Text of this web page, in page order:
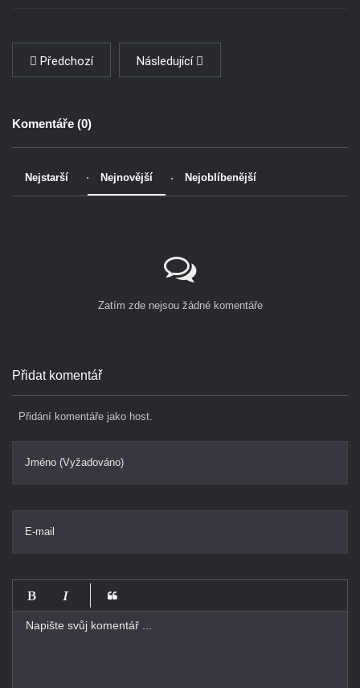
Předchozí Následující
Komentáře (0)
Nejstarší Nejnovější Nejoblíbenější
Zatím zde nejsou žádné komentáře
Přidat komentář
Přidání komentáře jako host.
Jméno (Vyžadováno)
E-mail
-